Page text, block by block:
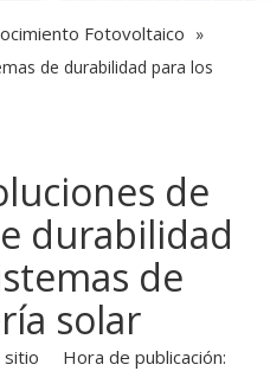
Fotovoltaico »
de durabilidad para los
de
durabilidad
de
solar
Hora de publicación: